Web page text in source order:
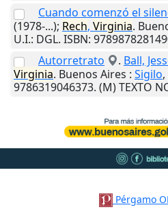
Cuando comenzó el
(1978-...); Rech, Virginia.
U.I.: DGL. ISBN:
Autorretrato
. Ball,
Virginia. Buenos Aires : Sigilo,
9786319046373. (M) TEXTO
Pérgamo